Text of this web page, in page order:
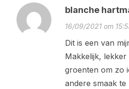
blanche
16/09/2021 om
Dit is een van
Makkelijk,
groenten om zo
andere smaak te